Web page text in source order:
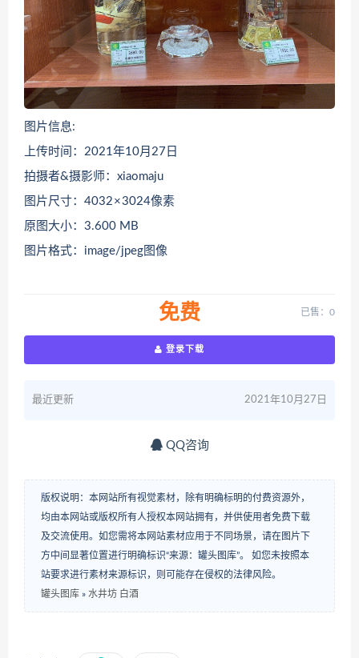
图片信息:
上传时间：2021年10月27日
拍摄者&摄影师：xiaomaju
图片尺寸：4032 × 3024像素
原图大小：3.600 MB
图片格式：image/jpeg图像
免费 已售：0
登录下载
最近更新 2021年10月27日
QQ咨询
版权说明：本网站所有视觉素材，除有明确标明的付费资源外，
均由本网站或版权所有人授权本网站拥有，并供使用者免费下载
及交流使用。如您需将本网站素材应用于不同场景，请在图片下
方中间显著位置进行明确标识“来源：罐头图库”。 如您未按照本
站要求进行素材来源标识，则可能存在侵权的法律风险。
罐头图库 » 水井坊 白酒